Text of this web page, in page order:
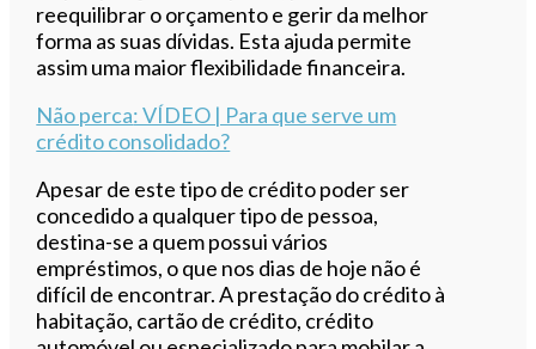
reequilibrar o orçamento e gerir da melhor
forma as suas dívidas. Esta ajuda permite
assim uma maior flexibilidade financeira.
Não perca: VÍDEO | Para que serve um
crédito consolidado?
Apesar de este tipo de crédito poder ser
concedido a qualquer tipo de pessoa,
destina-se a quem possui vários
empréstimos, o que nos dias de hoje não é
difícil de encontrar. A prestação do crédito à
habitação, cartão de crédito, crédito